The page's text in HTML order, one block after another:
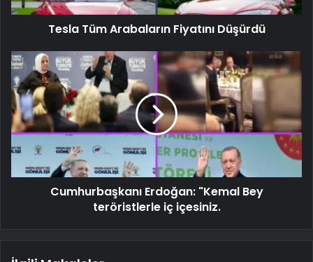
Tesla Tüm Arabaların Fiyatını Düşürdü
Cumhurbaşkanı Erdoğan: "Kemal Bey
teröristlerle iç içesiniz.